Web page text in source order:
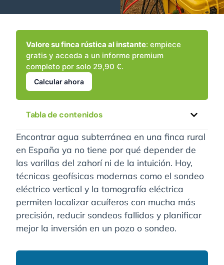
Valore su finca rústica al instante: empiece
gratis y acceda a un informe premium
completo por solo 29,90 €.
Calcular ahora
Tabla de contenidos
Encontrar agua subterránea en una finca rural
en España ya no tiene por qué depender de
las varillas del zahorí ni de la intuición. Hoy,
técnicas geofísicas modernas como el sondeo
eléctrico vertical y la tomografía eléctrica
permiten localizar acuíferos con mucha más
precisión, reducir sondeos fallidos y planificar
mejor la inversión en un pozo o sondeo.